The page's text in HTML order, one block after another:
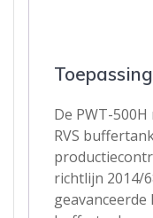
De PWT-500H
RVS
richtlijn 2014/
geavanceerde